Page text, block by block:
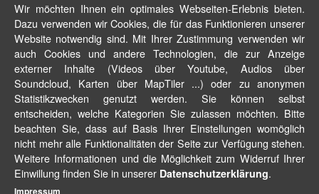
Wir möchten Ihnen ein optimales Webseiten-Erlebnis bieten.
Dazu verwenden wir Cookies, die für das Funktionieren unserer
Website notwendig sind. Mit Ihrer Zustimmung verwenden wir
auch Cookies und andere Technologien, die zur Anzeige
externer Inhalte (Videos über Youtube, Audios über
Soundcloud, Karten über MapTiler ...) oder zu anonymen
Statistikzwecken genutzt werden. Sie können selbst
entscheiden, welche Kategorien Sie zulassen möchten. Bitte
beachten Sie, dass auf Basis Ihrer Einstellungen womöglich
nicht mehr alle Funktionalitäten der Seite zur Verfügung stehen.
Weitere Informationen und die Möglichkeit zum Widerruf Ihrer
Einwillung finden Sie in unserer Datenschutzerklärung.
Impressum